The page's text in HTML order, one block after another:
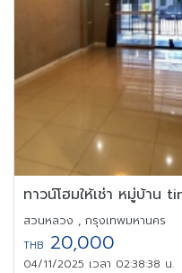
สวนหลวง , กรุงเทพมหานคร
THB 20,000
04/11/2025 เวลา 02:38:38 น.